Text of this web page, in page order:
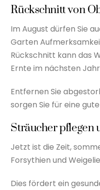
Rückschnitt von
Im August dürfen Sie
Garten
Rückschnitt kann das
Ernte im nächsten
Entfernen Sie
sorgen Sie für eine
Sträucher pflegen
Jetzt ist die Zeit,
Forsythien und
Dies fördert ein